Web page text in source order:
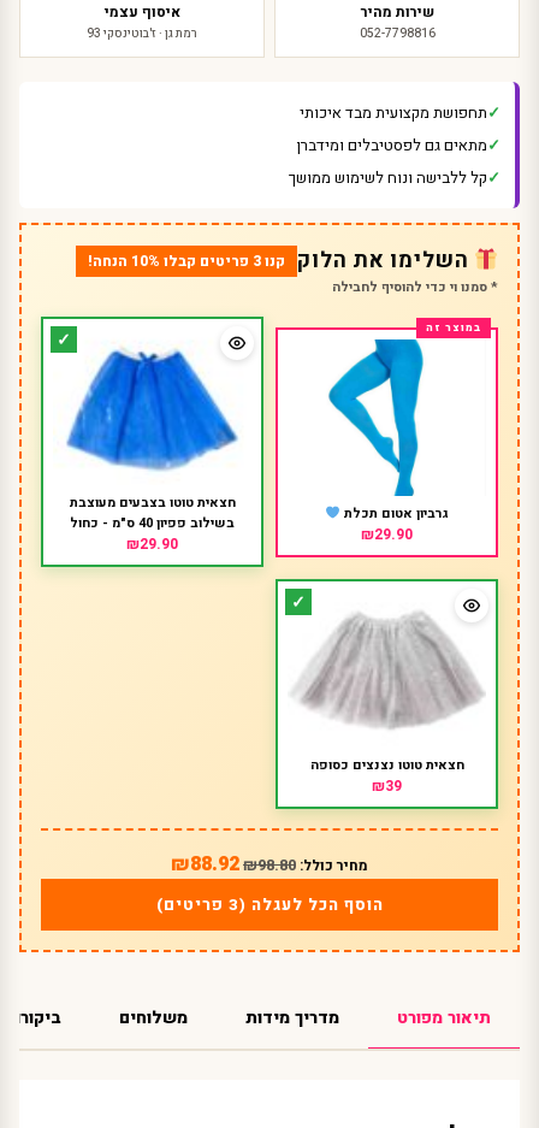
שירות מהיר
052-7798816
איסוף עצמי
רמת גן · ז'בוטינסקי 93
תחפושת מקצועית מבד איכותי
מתאים גם לפסטיבלים ומידברן
קל ללבישה ונוח לשימוש ממושך
השלימו את הלוק קנו 3 פריטים קבלו 10% הנחה!
* סמנו וי כדי להוסיף לחבילה
גרביון אטום תכלת
₪29.90
חצאית טוטו בצבעים מעוצבת
בשילוב פפיון 40 ס"מ - כחול
₪29.90
חצאית טוטו נצנצים כסופה
₪39
מחיר כולל: ₪98.80
₪88.92
הוסף הכל לעגלה (3 פריטים)
תיאור מפורט מדריך מידות משלוחים ביקורות